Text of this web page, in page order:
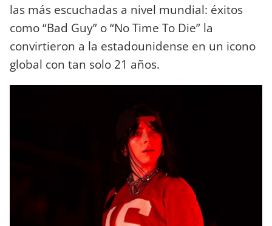
las más escuchadas a nivel mundial: éxitos
como “Bad Guy” o “No Time To Die” la
convirtieron a la estadounidense en un icono
global con tan solo 21 años.